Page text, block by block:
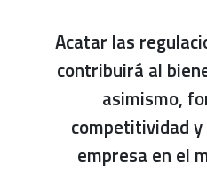
Acatar las
contribuirá al
asimismo,
competitividad
empresa en el